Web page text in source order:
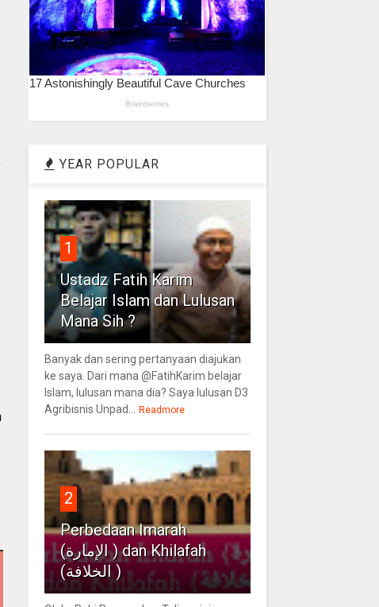
YEAR POPULAR
1
Ustadz Fatih Karim
Belajar Islam dan Lulusan
Mana Sih ?
Banyak dan sering pertanyaan diajukan
ke saya. Dari mana @FatihKarim belajar
Islam, lulusan mana dia? Saya lulusan D3
Agribisnis Unpad...
Readmore
2
Perbedaan Imarah
(الإمارة ) dan Khilafah
(الخلافة )